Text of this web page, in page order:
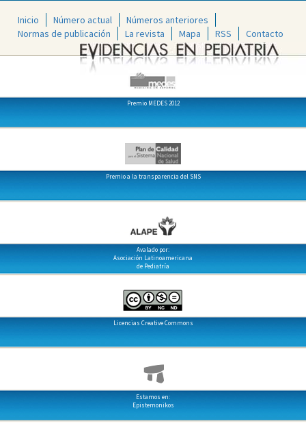
Inicio Número actual
Números anteriores
Normas de publicación
La revista Mapa RSS Contacto
Premio MEDES 2012
Premio a la transparencia del SNS
Avalado por:
Asociación Latinoamericana
de Pediatría
Licencias Creative Commons
Estamos en:
Epistemonikos